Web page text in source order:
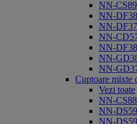
NN-
NN-DF38
NN-DF37
NN-
NN-
NN-
NN-
Cuptoare mixte
Vezi toate
NN-CS88
NN-DS59
NN-